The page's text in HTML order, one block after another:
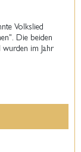
Volkslied
Die beiden
wurden im Jahr